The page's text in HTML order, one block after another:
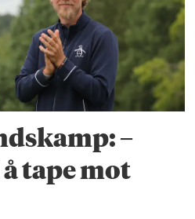
–
tape mot